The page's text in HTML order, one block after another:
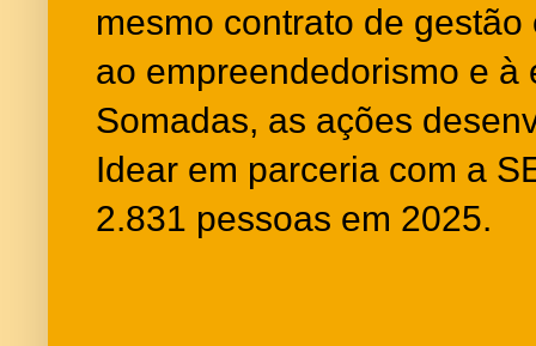
mesmo contrato de
ao empreendedorismo e à
Somadas, as ações
Idear em parceria com a
2.831 pessoas em 2025.